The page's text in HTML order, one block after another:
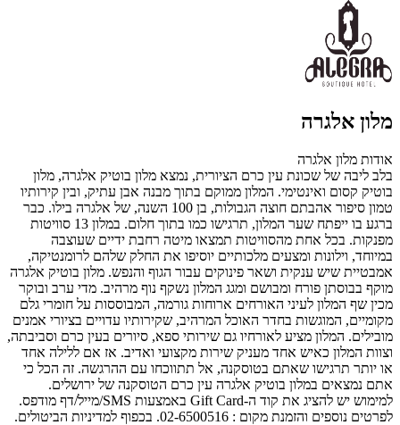
מלון אלגרה
אודות מלון אלגרה
בלב ליבה של שכונת עין כרם הציורית, נמצא מלון בוטיק אלגרה, מלון
בוטיק קסום ואינטימי. המלון ממוקם בתוך מבנה אבן עתיק, ובין קירותיו
טמון סיפור אהבתם חוצה הגבולות, בן 100 השנה, של אלגרה בילו. כבר
ברגע בו ייפתח שער המלון, תרגישו כמו בתוך חלום. במלון 13 סוויטות
מפנקות. בכל אחת מהסוויטות תמצאו מיטה רחבת ידיים שעוצבה
במיוחד, וילונות ומצעים מלכותיים יוסיפו את החלק שלהם לרומנטיקה,
אמבטיית שיש ענקית ושאר פינוקים עבור הגוף והנפש. מלון בוטיק אלגרה
מוקף בבוסתן פורח ומבושם ומגג המלון נשקף נוף מרהיב. מדי ערב ובוקר
מכין שף המלון לעיני האורחים ארוחות גורמה, המבוססות על חומרי גלם
מקומיים, המוגשות בחדר האוכל המרהיב, שקירותיו עדויים בציורי אמנים
מובילים. המלון מציע לאורחיו גם שירותי ספא, סיורים בעין כרם וסביבתה,
וצוות המלון כאיש אחד מעניק שירות מקצועי ואדיב. אז אם ללילה אחד
או יותר תרגישו שאתם בטוסקנה, אל תתווכחו עם ההרגשה. זה הכל כי
אתם נמצאים במלון בוטיק אלגרה עין כרם הטוסקנה של ירושלים.
למימוש יש להציג את קוד ה-Gift Card באמצעות SMS/מייל/דף מודפס.
לפרטים נוספים והזמנת מקום : 02-6500516. בכפוף למדיניות הביטולים.